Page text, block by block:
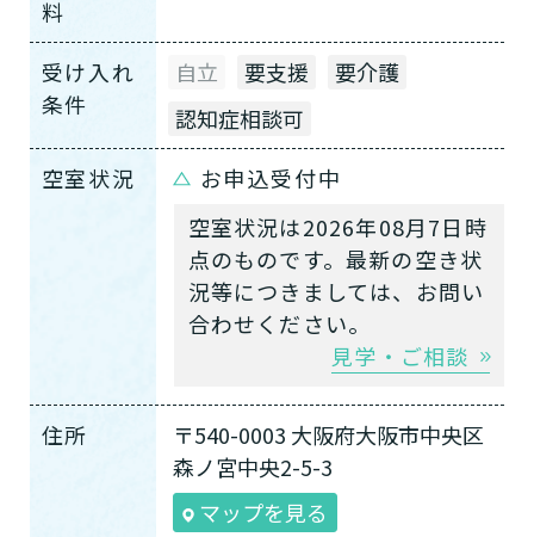
料
受け入れ
条件
自立 要支援
要介護
認知症相談可
空室状況
お申込受付中
空室状況は2026年08月7日時
点のものです。最新の空き状
況等につきましては、お問い
合わせください。
見学・ご相談
住所
〒540-0003 大阪府大阪市中央区
森ノ宮中央2-5-3
マップを見る